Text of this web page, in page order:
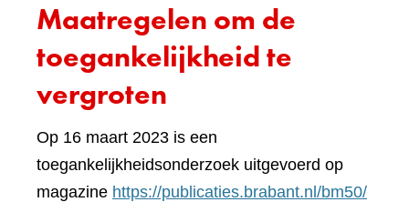
Maatregelen om de
toegankelijkheid te
vergroten
Op 16 maart 2023 is een
toegankelijkheidsonderzoek uitgevoerd op
magazine https://publicaties.brabant.nl/bm50/